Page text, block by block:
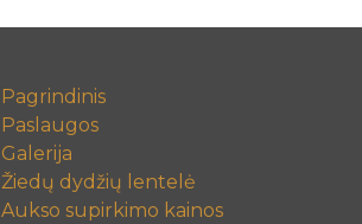
Pagrindinis
Paslaugos
Galerija
Žiedų dydžių lentelė
Aukso supirkimo kainos